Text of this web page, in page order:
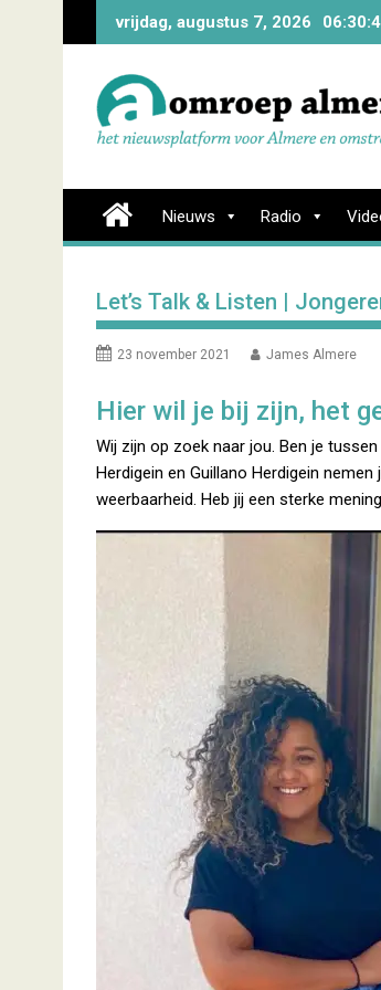
vrijdag, augustus 7, 2026
Nieuws Radio
Let’s Talk & Listen |
23 november 2021 James Almere
Hier wil je bij zijn, het
Wij zijn op zoek naar jou. Ben je
Herdigein en Guillano Herdigein
weerbaarheid. Heb jij een sterke